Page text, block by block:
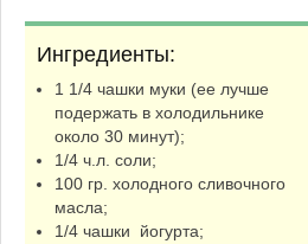
Ингредиенты:
1 1/4 чашки муки (ее лучше
подержать в холодильнике
около 30 минут);
1/4 ч.л. соли;
100 гр. холодного сливочного
масла;
1/4 чашки йогурта;